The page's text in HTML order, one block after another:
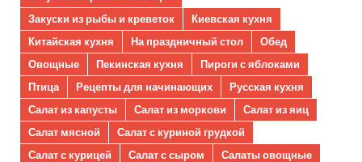
Закуски из рыбы и креветок
Киевская кухня
Китайская кухня
На праздничный стол
Обед
Овощные
Пекинская кухня
Пироги с яблоками
Птица
Рецепты для начинающих
Русская кухня
Салат из капусты
Салат из моркови
Салат из яиц
Салат мясной
Салат с куриной грудкой
Салат с курицей
Салат с сыром
Салаты овощные